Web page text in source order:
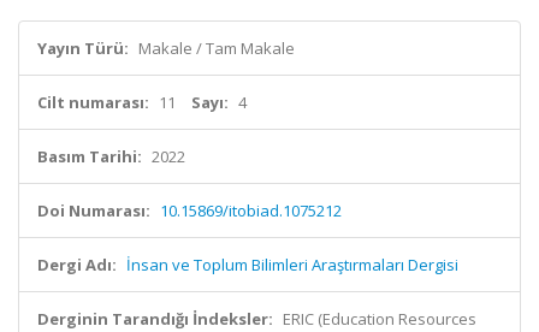
Yayın Türü: Makale / Tam Makale
Cilt numarası: 11 Sayı: 4
Basım Tarihi: 2022
Doi Numarası: 10.15869/itobiad.1075212
Dergi Adı: İnsan ve Toplum Bilimleri Araştırmaları Dergisi
Derginin Tarandığı İndeksler: ERIC (Education Resources